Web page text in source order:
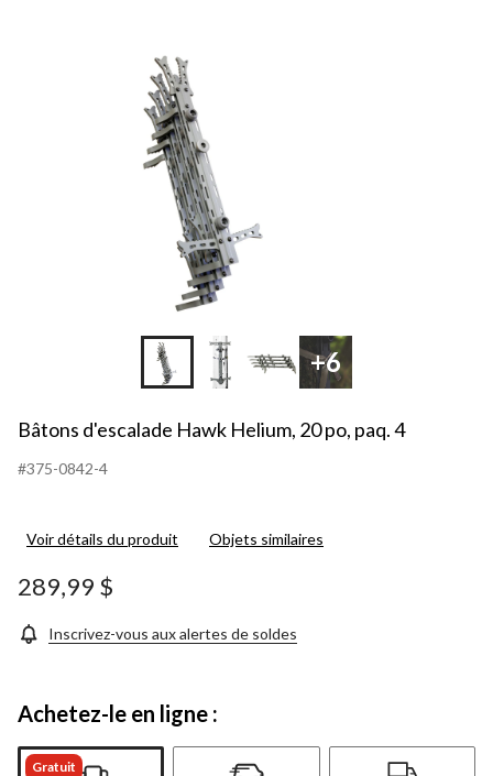
+6
Bâtons d'escalade Hawk Helium, 20 po, paq. 4
#375-0842-4
Voir détails du produit Objets similaires
289,99 $
Inscrivez-vous aux alertes de soldes
Achetez-le en ligne :
Gratuit